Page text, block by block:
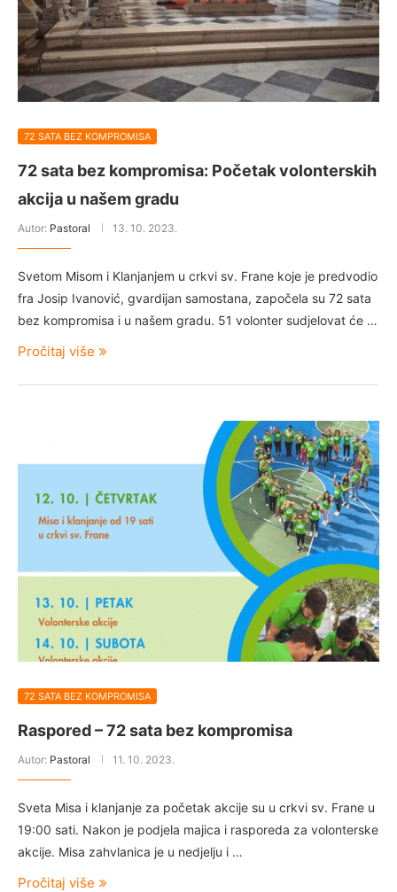
72 SATA BEZ KOMPROMISA
72 sata bez kompromisa: Početak volonterskih
akcija u našem gradu
Autor: Pastoral 13. 10. 2023.
Svetom Misom i Klanjanjem u crkvi sv. Frane koje je predvodio
fra Josip Ivanović, gvardijan samostana, započela su 72 sata
bez kompromisa i u našem gradu. 51 volonter sudjelovat će …
Pročitaj više
72 SATA BEZ KOMPROMISA
Raspored – 72 sata bez kompromisa
Autor: Pastoral 11. 10. 2023.
Sveta Misa i klanjanje za početak akcije su u crkvi sv. Frane u
19:00 sati. Nakon je podjela majica i rasporeda za volonterske
akcije. Misa zahvlanica je u nedjelju i …
Pročitaj više